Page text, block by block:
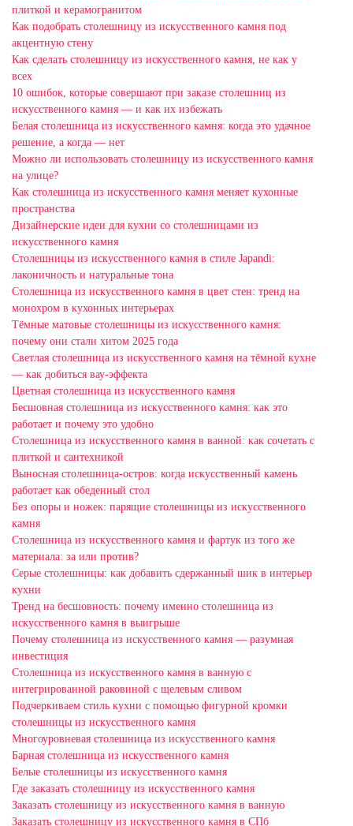
плиткой и керамогранитом
Как подобрать столешницу из искусственного камня под
акцентную стену
Как сделать столешницу из искусственного камня, не как у
всех
10 ошибок, которые совершают при заказе столешниц из
искусственного камня — и как их избежать
Белая столешница из искусственного камня: когда это удачное
решение, а когда — нет
Можно ли использовать столешницу из искусственного камня
на улице?
Как столешница из искусственного камня меняет кухонные
пространства
Дизайнерские идеи для кухни со столешницами из
искусственного камня
Столешницы из искусственного камня в стиле Japandi:
лаконичность и натуральные тона
Столешница из искусственного камня в цвет стен: тренд на
монохром в кухонных интерьерах
Тёмные матовые столешницы из искусственного камня:
почему они стали хитом 2025 года
Светлая столешница из искусственного камня на тёмной кухне
— как добиться вау-эффекта
Цветная столешница из искусственного камня
Бесшовная столешница из искусственного камня: как это
работает и почему это удобно
Столешница из искусственного камня в ванной: как сочетать с
плиткой и сантехникой
Выносная столешница-остров: когда искусственный камень
работает как обеденный стол
Без опоры и ножек: парящие столешницы из искусственного
камня
Столешница из искусственного камня и фартук из того же
материала: за или против?
Серые столешницы: как добавить сдержанный шик в интерьер
кухни
Тренд на бесшовность: почему именно столешница из
искусственного камня в выигрыше
Почему столешница из искусственного камня — разумная
инвестиция
Столешница из искусственного камня в ванную с
интегрированной раковиной с щелевым сливом
Подчеркиваем стиль кухни с помощью фигурной кромки
столешницы из искусственного камня
Многоуровневая столешница из искусственного камня
Барная столешница из искусственного камня
Белые столешницы из искусственного камня
Где заказать столешницу из искусственного камня
Заказать столешницу из искусственного камня в ванную
Заказать столешницу из искусственного камня в СПб